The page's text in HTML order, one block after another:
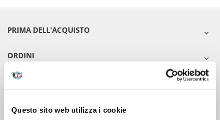
Questo sito web utilizza i cookie
PRIMA DELL'ACQUISTO
ORDINI
DOPO L'ACQUISTO
VIENI A CONOSCERCI